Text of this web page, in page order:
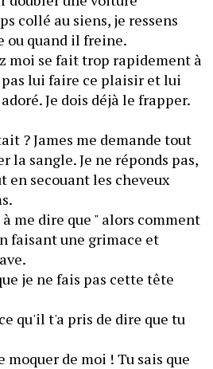
collé au siens, je ressens
ou quand il freine.
moi se fait trop rapidement à
pas lui faire ce plaisir et lui
Je dois déjà le frapper.
? James me demande tout
la sangle. Je ne réponds pas,
en secouant les cheveux
me dire que " alors comment
faisant une grimace et
je ne fais pas cette tête
qu'il t'a pris de dire que tu
moquer de moi ! Tu sais que